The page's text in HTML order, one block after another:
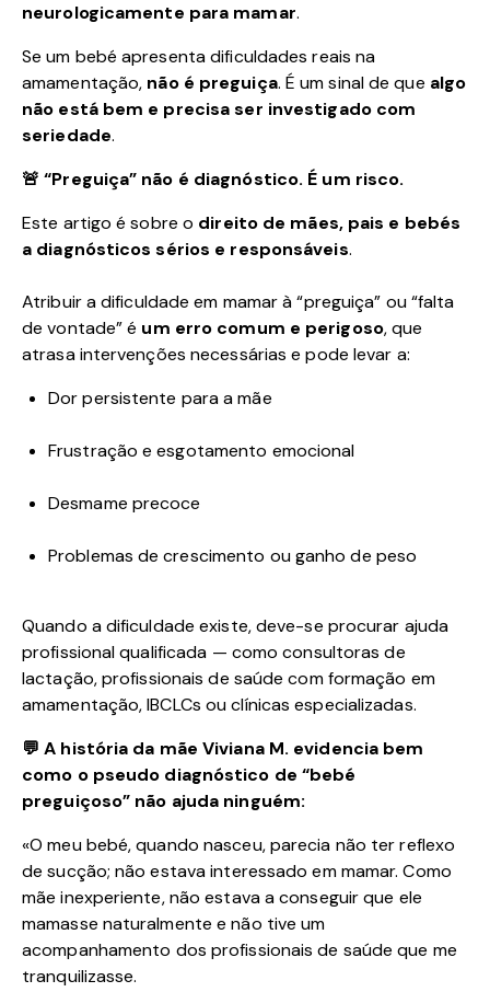
neurologicamente para mamar.
Se um bebé apresenta dificuldades reais na
amamentação, não é preguiça. É um sinal de que algo
não está bem e precisa ser investigado com
seriedade.
🚨 “Preguiça” não é diagnóstico. É um risco.
Este artigo é sobre o direito de mães, pais e bebés
a diagnósticos sérios e responsáveis.
Atribuir a dificuldade em mamar à “preguiça” ou “falta
de vontade” é um erro comum e perigoso, que
atrasa intervenções necessárias e pode levar a:
Dor persistente para a mãe
Frustração e esgotamento emocional
Desmame precoce
Problemas de crescimento ou ganho de peso
Quando a dificuldade existe, deve-se procurar ajuda
profissional qualificada — como consultoras de
lactação, profissionais de saúde com formação em
amamentação, IBCLCs ou clínicas especializadas.
💬 A história da mãe Viviana M. evidencia bem
como o pseudo diagnóstico de “bebé
preguiçoso” não ajuda ninguém:
«O meu bebé, quando nasceu, parecia não ter reflexo
de sucção; não estava interessado em mamar. Como
mãe inexperiente, não estava a conseguir que ele
mamasse naturalmente e não tive um
acompanhamento dos profissionais de saúde que me
tranquilizasse.